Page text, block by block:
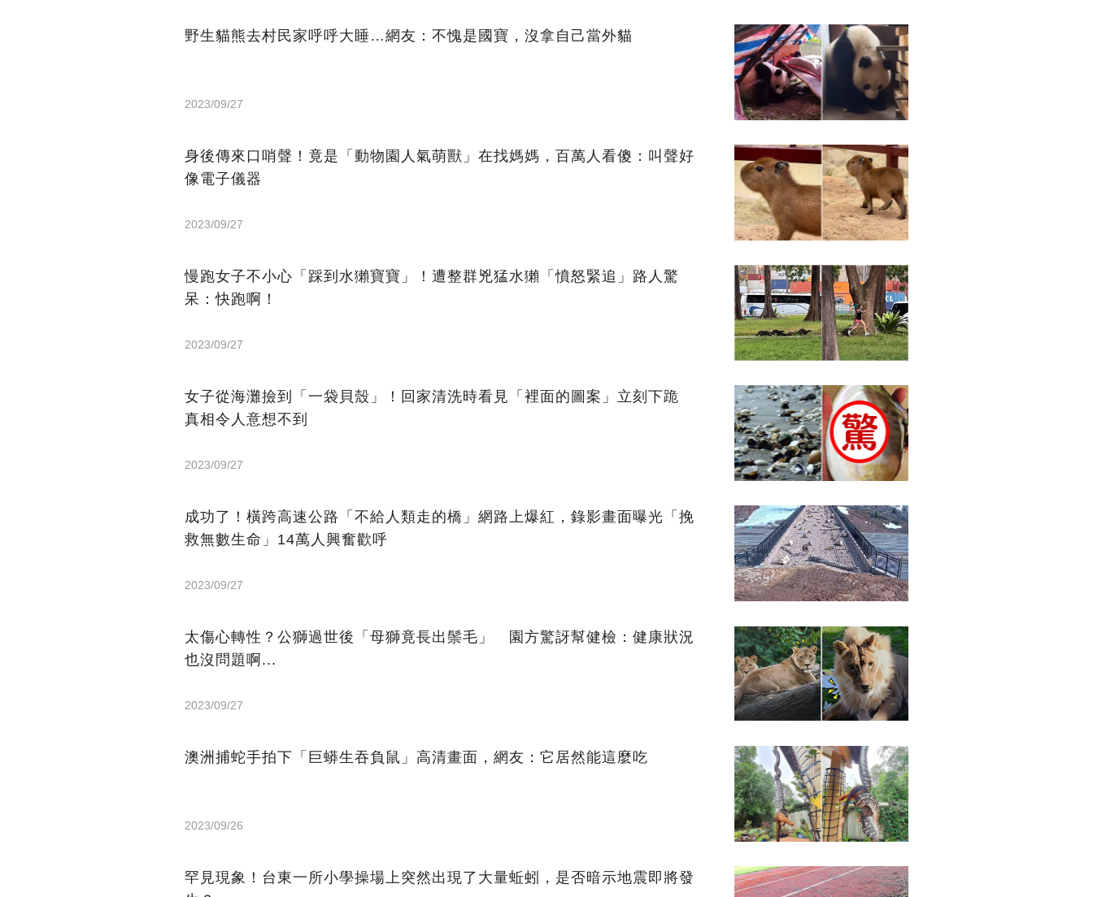
野生貓熊去村民家呼呼大睡…網友：不愧是國寶，沒拿自己當外貓
2023/09/27
身後傳來口哨聲！竟是「動物園人氣萌獸」在找媽媽，百萬人看傻：叫聲好
像電子儀器
2023/09/27
慢跑女子不小心「踩到水獺寶寶」！遭整群兇猛水獺「憤怒緊追」路人驚
呆：快跑啊！
2023/09/27
女子從海灘撿到「一袋貝殼」！回家清洗時看見「裡面的圖案」立刻下跪
真相令人意想不到
2023/09/27
成功了！橫跨高速公路「不給人類走的橋」網路上爆紅，錄影畫面曝光「挽
救無數生命」14萬人興奮歡呼
2023/09/27
太傷心轉性？公獅過世後「母獅竟長出鬃毛」 園方驚訝幫健檢：健康狀況
也沒問題啊...
2023/09/27
澳洲捕蛇手拍下「巨蟒生吞負鼠」高清畫面，網友：它居然能這麼吃
2023/09/26
罕見現象！台東一所小學操場上突然出現了大量蚯蚓，是否暗示地震即將發